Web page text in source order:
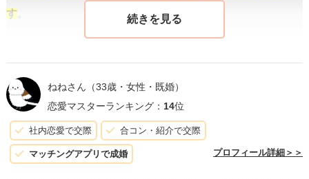
す。
初のメッセージは、質問を含めるなどして
すい内容にするのがコツです。また、敬語を使いすぎず、
自然体の言葉遣いで親しみやすさを演出すると良いでしょ
う。
ねねさん （33歳・女性・既婚）
恋愛マスターランキング： 14位
社内恋愛で交際 合コン・紹介で交際
マッチングアプリで成婚 プロフィール詳細＞＞